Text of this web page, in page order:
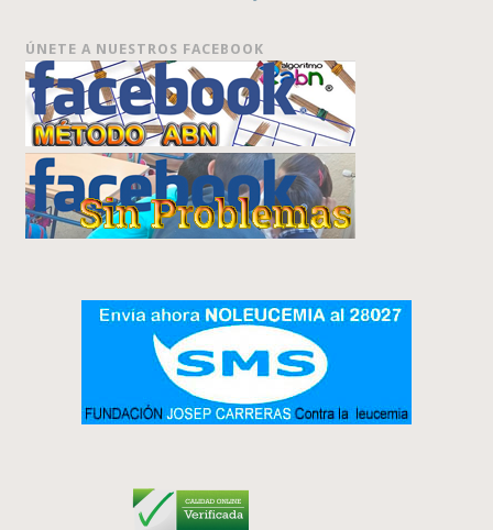
ÚNETE A NUESTROS FACEBOOK